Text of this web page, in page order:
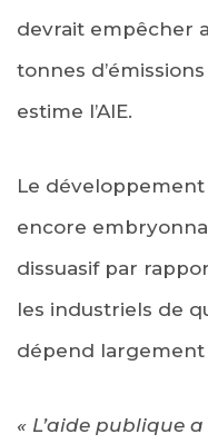
devrait empêcher
tonnes
estime l’AIE.
Le
encore
dissuasif par
les industriels de
dépend largement
« L’aide publique